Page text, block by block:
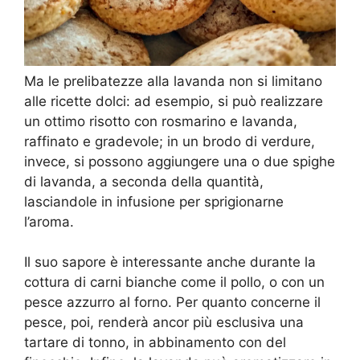
Ma le prelibatezze alla lavanda non si limitano
alle ricette dolci: ad esempio, si può realizzare
un ottimo risotto con rosmarino e lavanda,
raffinato e gradevole; in un brodo di verdure,
invece, si possono aggiungere una o due spighe
di lavanda, a seconda della quantità,
lasciandole in infusione per sprigionarne
l’aroma.
Il suo sapore è interessante anche durante la
cottura di carni bianche come il pollo, o con un
pesce azzurro al forno. Per quanto concerne il
pesce, poi, renderà ancor più esclusiva una
tartare di tonno, in abbinamento con del